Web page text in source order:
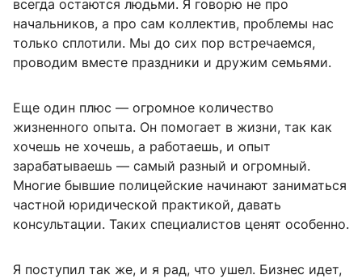
всегда остаются людьми. Я говорю не про
начальников, а про сам коллектив, проблемы нас
только сплотили. Мы до сих пор встречаемся,
проводим вместе праздники и дружим семьями.
Еще один плюс — огромное количество
жизненного опыта. Он помогает в жизни, так как
хочешь не хочешь, а работаешь, и опыт
зарабатываешь — самый разный и огромный.
Многие бывшие полицейские начинают заниматься
частной юридической практикой, давать
консультации. Таких специалистов ценят особенно.
Я поступил так же, и я рад, что ушел. Бизнес идет,